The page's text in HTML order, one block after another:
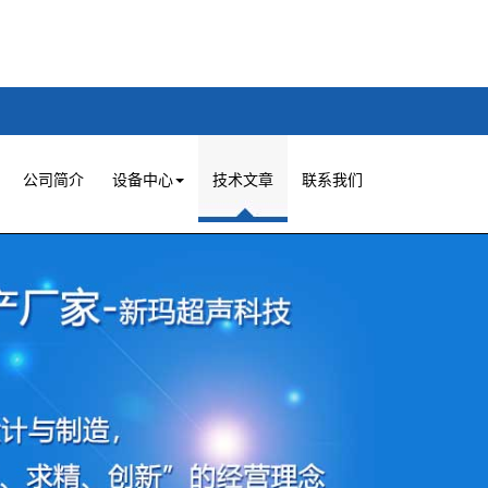
公司简介 设备中心 技术文章 联系我们